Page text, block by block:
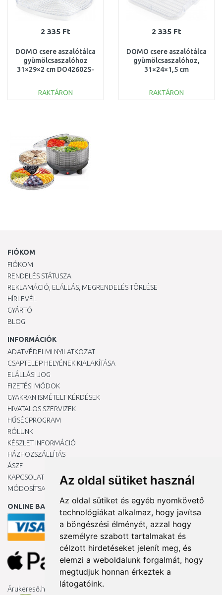
Az oldal sütiket használ
Az oldal sütiket és egyéb nyomkövető
technológiákat alkalmaz, hogy javítsa
a böngészési élményét, azzal hogy
személyre szabott tartalmakat és
célzott hirdetéseket jelenít meg, és
elemzi a weboldalunk forgalmát, hogy
megtudjuk honnan érkeztek a
látogatóink.
2 335 Ft
DOMO csere aszalótálca
gyümölcsaszalóhoz
31×29×2 cm DO42602S-
RAKTÁRON
2 335 Ft
DOMO csere aszalótálca
gyümölcsaszalóhoz,
31×24×1,5 cm
RAKTÁRON
FIÓKOM
FIÓKOM
RENDELÉS STÁTUSZA
REKLAMÁCIÓ, ELÁLLÁS, MEGRENDELÉS TÖRLÉSE
HÍRLEVÉL
GYÁRTÓ
BLOG
INFORMÁCIÓK
ADATVÉDELMI NYILATKOZAT
CSAPTELEP HELYÉNEK KIALAKÍTÁSA
ELÁLLÁSI JOG
FIZETÉSI MÓDOK
GYAKRAN ISMÉTELT KÉRDÉSEK
HIVATALOS SZERVIZEK
HŰSÉGPROGRAM
RÓLUNK
KÉSZLET INFORMÁCIÓ
HÁZHOZSZÁLLÍTÁS
ÁSZF
KAPCSOLAT
MÓDOSÍTSA A COOKIE-BEÁLLÍTÁSAIMAT
ONLINE BANKKÁRTYÁVAL
Árukereső.hu